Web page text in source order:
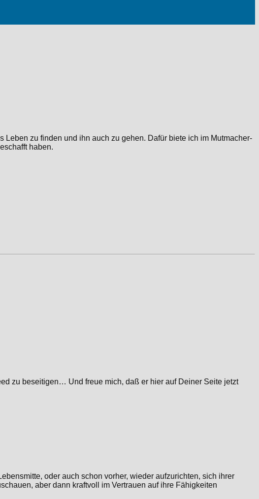
zu finden und ihn auch zu gehen. Dafür biete ich im Mutmacher-
haben.
zu beseitigen… Und freue mich, daß er hier auf Deiner Seite jetzt
oder auch schon vorher, wieder aufzurichten, sich ihrer
aber dann kraftvoll im Vertrauen auf ihre Fähigkeiten